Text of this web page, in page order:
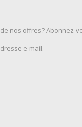
nos offres? Abonnez-
e-mail.